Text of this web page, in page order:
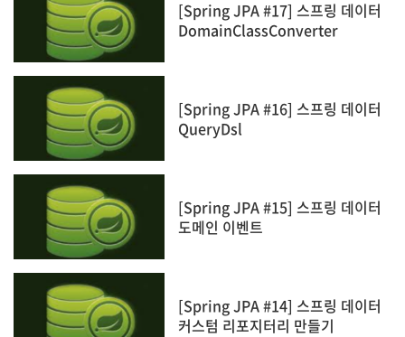
[Spring JPA #17] 스프링 데이터
DomainClassConverter
[Spring JPA #16] 스프링 데이터
QueryDsl
[Spring JPA #15] 스프링 데이터
도메인 이벤트
[Spring JPA #14] 스프링 데이터
커스텀 리포지터리 만들기